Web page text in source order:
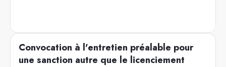
Convocation à l'entretien préalable pour
une sanction autre que le licenciement